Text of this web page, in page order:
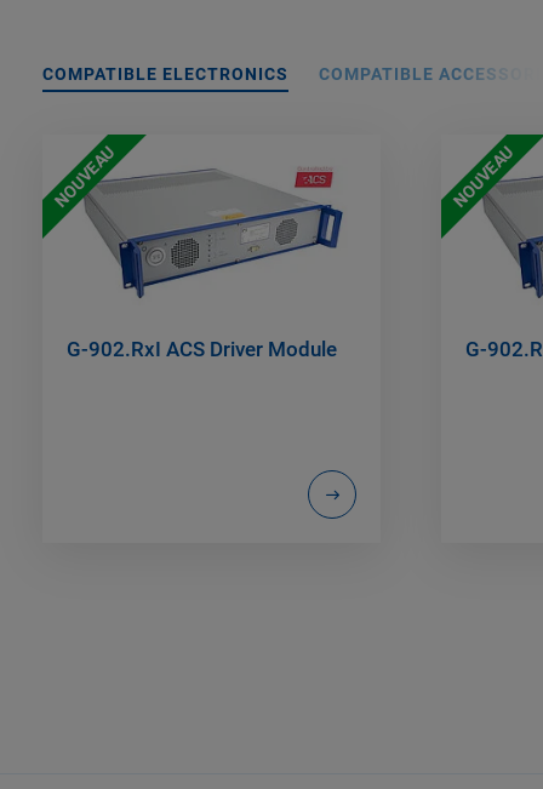
COMPATIBLE ELECTRONICS COMPATIBLE
NOUVEAU
G-902.RxI ACS Driver Module
NOUVEAU
G-